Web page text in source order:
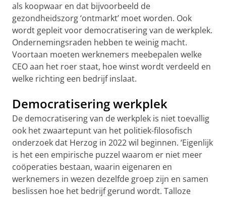
als koopwaar en dat bijvoorbeeld de
gezondheidszorg ‘ontmarkt’ moet worden. Ook
wordt gepleit voor democratisering van de werkplek.
Ondernemingsraden hebben te weinig macht.
Voortaan moeten werknemers meebepalen welke
CEO aan het roer staat, hoe winst wordt verdeeld en
welke richting een bedrijf inslaat.
Democratisering werkplek
De democratisering van de werkplek is niet toevallig
ook het zwaartepunt van het politiek-filosofisch
onderzoek dat Herzog in 2022 wil beginnen. ‘Eigenlijk
is het een empirische puzzel waarom er niet meer
coöperaties bestaan, waarin eigenaren en
werknemers in wezen dezelfde groep zijn en samen
beslissen hoe het bedrijf gerund wordt. Talloze